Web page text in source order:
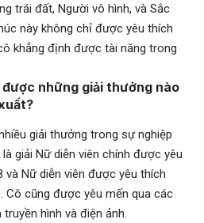
trái đất, Người vô hình, và Sắc
này không chỉ được yêu thích
khẳng định được tài năng trong
được những giải thưởng nào
giải thưởng trong sự nghiệp
giải Nữ diễn viên chính được yêu
và Nữ diễn viên được yêu thích
Cô cũng được yêu mến qua các
hình và điện ảnh.